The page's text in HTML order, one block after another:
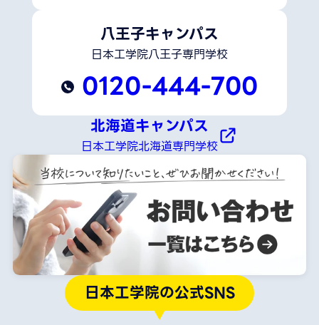
八王子キャンパス
日本工学院八王子専門学校
0120-444-700
北海道キャンパス
日本工学院北海道専門学校
日本工学院の公式SNS